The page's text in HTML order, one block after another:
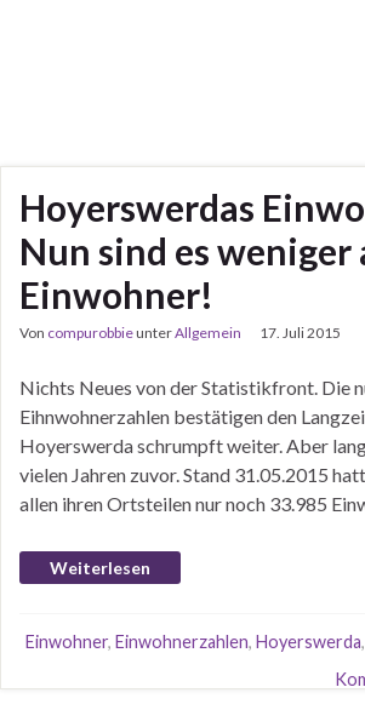
Hoyerswerdas
Nun sind es weniger
Einwohner!
Von compurobbieunterAllgemein 17. Juli 2015
Nichts Neues von der Statistikfront. Die
Eihnwohnerzahlen bestätigen den
Hoyerswerda schrumpft weiter. Aber
vielen Jahren zuvor. Stand 31.05.2015
allen ihren Ortsteilen nur noch 33.985
Weiterlesen
Einwohner, Einwohnerzahlen, Hoyerswerda,